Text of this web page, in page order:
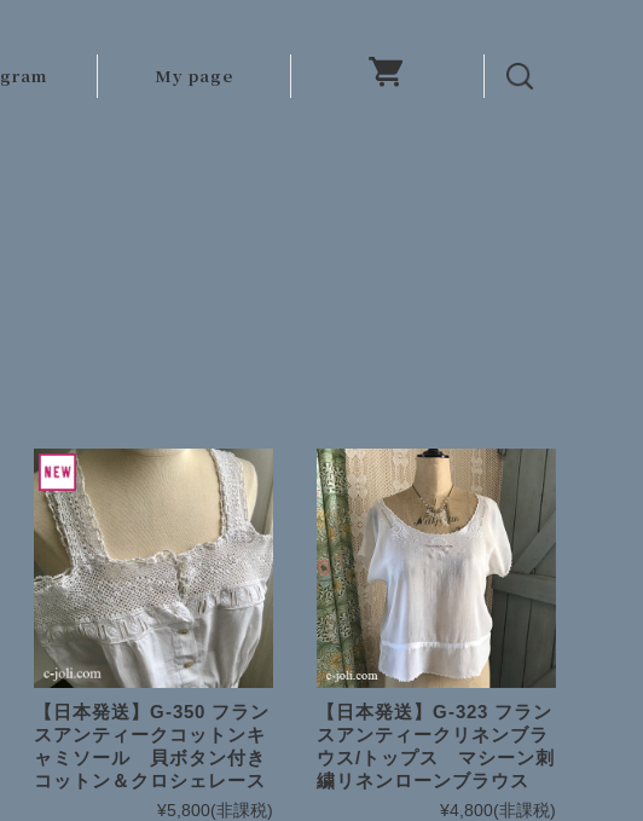
My page
【日本発送】G-350 フラン
スアンティークコットンキ
ャミソール 貝ボタン付き
コットン＆クロシェレース
¥5,800(非課税)
【日本発送】G-323 フラン
スアンティークリネンブラ
ウス/トップス マシーン刺
繍リネンローンブラウス
¥4,800(非課税)